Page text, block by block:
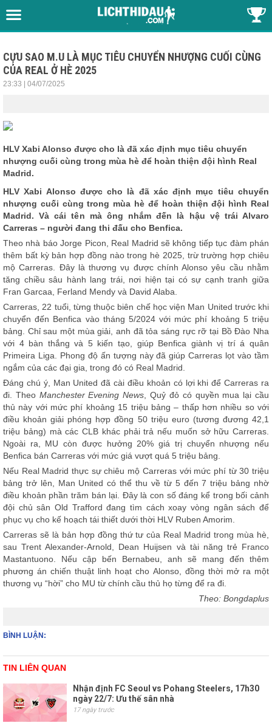
CỰU SAO M.U LÀ MỤC TIÊU CHUYỂN NHƯỢNG CUỐI CÙNG
CỦA REAL Ở HÈ 2025
23:33 | 04/07/2025
HLV Xabi Alonso được cho là đã xác định mục tiêu chuyển
nhượng cuối cùng trong mùa hè để hoàn thiện đội hình Real
Madrid.
HLV Xabi Alonso được cho là đã xác định mục tiêu chuyển
nhượng cuối cùng trong mùa hè để hoàn thiện đội hình Real
Madrid. Và cái tên mà ông nhắm đến là hậu vệ trái Alvaro
Carreras – người đang thi đấu cho Benfica.
Theo nhà báo Jorge Picon, Real Madrid sẽ không tiếp tục đàm phán
thêm bất kỳ bản hợp đồng nào trong hè 2025, trừ trường hợp chiêu
mộ Carreras. Đây là thương vụ được chính Alonso yêu cầu nhằm
tăng chiều sâu hành lang trái, nơi hiện tại có sự cạnh tranh giữa
Fran Garcaa, Ferland Mendy và David Alaba.
Carreras, 22 tuổi, từng thuộc biên chế học viện Man United trước khi
chuyển đến Benfica vào tháng 5/2024 với mức phí khoảng 5 triệu
bảng. Chỉ sau một mùa giải, anh đã tỏa sáng rực rỡ tại Bồ Đào Nha
với 4 bàn thắng và 5 kiến tạo, giúp Benfica giành vị trí á quân
Primeira Liga. Phong độ ấn tượng này đã giúp Carreras lọt vào tầm
ngắm của các đại gia, trong đó có Real Madrid.
Đáng chú ý, Man United đã cài điều khoản có lợi khi để Carreras ra
đi. Theo Manchester Evening News , Quỷ đỏ có quyền mua lại cầu
thủ này với mức phí khoảng 15 triệu bảng – thấp hơn nhiều so với
điều khoản giải phóng hợp đồng 50 triệu euro (tương đương 42,1
triệu bảng) mà các CLB khác phải trả nếu muốn sở hữu Carreras.
Ngoài ra, MU còn được hưởng 20% giá trị chuyển nhượng nếu
Benfica bán Carreras với mức giá vượt quá 5 triệu bảng.
Nếu Real Madrid thực sự chiêu mộ Carreras với mức phí từ 30 triệu
bảng trở lên, Man United có thể thu về từ 5 đến 7 triệu bảng nhờ
điều khoản phần trăm bán lại. Đây là con số đáng kể trong bối cảnh
đội chủ sân Old Trafford đang tìm cách xoay vòng ngân sách để
phục vụ cho kế hoạch tái thiết dưới thời HLV Ruben Amorim.
Carreras sẽ là bản hợp đồng thứ tư của Real Madrid trong mùa hè,
sau Trent Alexander-Arnold, Dean Huijsen và tài năng trẻ Franco
Mastantuono. Nếu cập bến Bernabeu, anh sẽ mang đến thêm
phương án chiến thuật linh hoạt cho Alonso, đồng thời mở ra một
thương vụ “hời” cho MU từ chính cầu thủ họ từng để ra đi.
Theo: Bongdaplus
BÌNH LUẬN:
TIN LIÊN QUAN
Nhận định FC Seoul vs Pohang Steelers, 17h30
ngày 22/7: Ưu thế sân nhà
17 ngày trước